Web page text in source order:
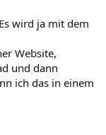
wird ja mit dem
Website,
und dann
ich das in einem